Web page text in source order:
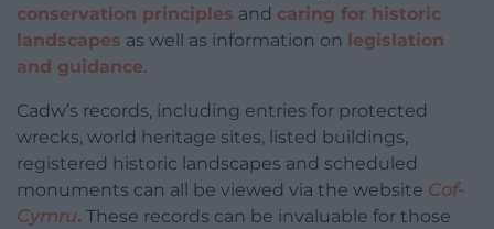
conservation principles and caring for historic
landscapes as well as information on
legislation
and guidance.
Cadw’s records, including entries for protected
wrecks, world heritage sites, listed buildings,
registered historic landscapes and scheduled
monuments can all be viewed via the website Cof-
Cymru. These records can be invaluable for those